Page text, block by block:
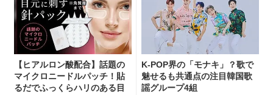
【ヒアルロン酸配合】話題の
マイクロニードルパッチ！貼
るだでふっくらハリのある目
K-POP界の「モナキ」？歌で
魅せるも共通点の注目韓国歌
謡グループ4組